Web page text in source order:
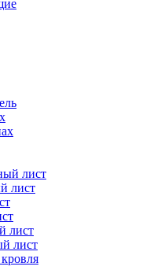
лист
лист
лист
лист